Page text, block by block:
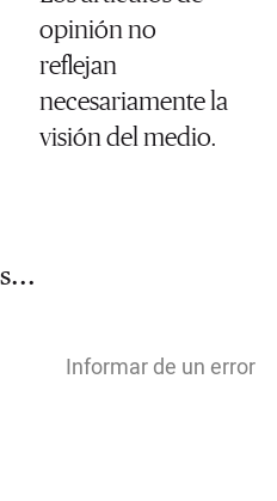
opinión no
reflejan
necesariamente la
visión del medio.
Informar de un error